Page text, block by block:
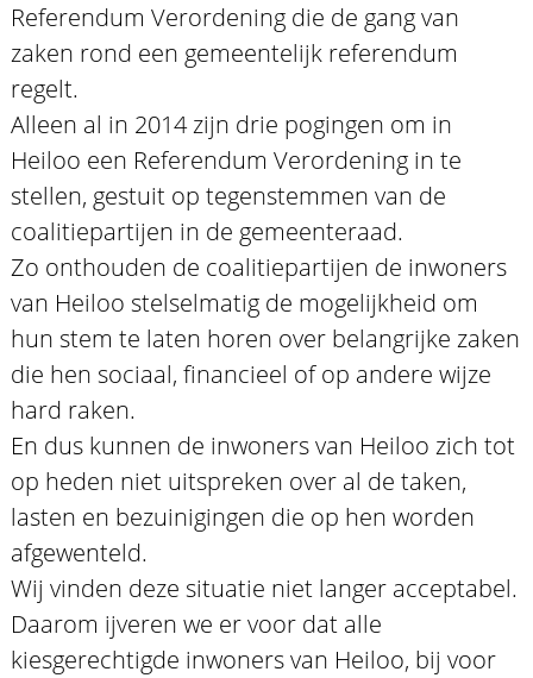
Referendum Verordening die de gang van
zaken rond een gemeentelijk referendum
regelt.
Alleen al in 2014 zijn drie pogingen om in
Heiloo een Referendum Verordening in te
stellen, gestuit op tegenstemmen van de
coalitiepartijen in de gemeenteraad.
Zo onthouden de coalitiepartijen de inwoners
van Heiloo stelselmatig de mogelijkheid om
hun stem te laten horen over belangrijke zaken
die hen sociaal, financieel of op andere wijze
hard raken.
En dus kunnen de inwoners van Heiloo zich tot
op heden niet uitspreken over al de taken,
lasten en bezuinigingen die op hen worden
afgewenteld.
Wij vinden deze situatie niet langer acceptabel.
Daarom ijveren we er voor dat alle
kiesgerechtigde inwoners van Heiloo, bij voor